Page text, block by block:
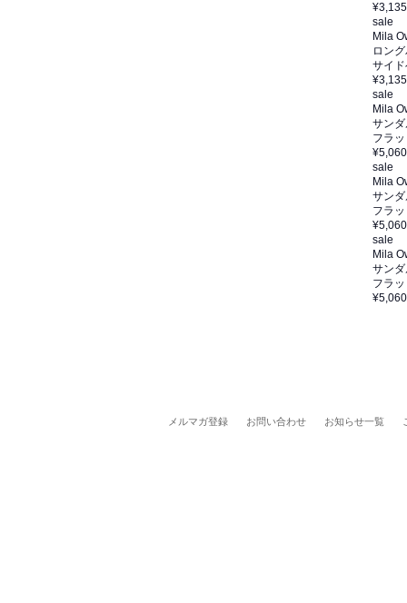
¥3,135
sale
Mila
ロン
サイ
¥3,135
sale
Mila
サン
フラ
¥5,060
sale
Mila
サン
フラ
¥5,060
sale
Mila
サン
フラ
¥5,060
メルマガ登録 お問い合わせ お知らせ一覧